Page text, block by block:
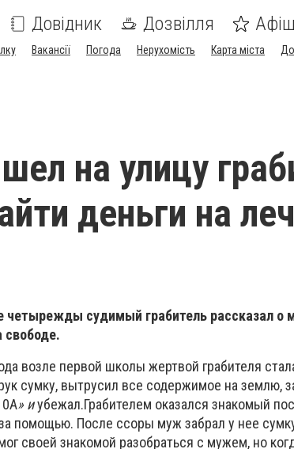
Довідник Дозвілля
Вакансії Погода Нерухомість Карта міста
на улицу
деньги на
четырежды судимый грабитель рассказал о
свободе.
возле первой школы жертвой грабителя
сумку, вытрусил все содержимое на землю,
» иубежал.Грабителем оказался знакомый
помощью. После ссоры муж забрал у нее
своей знакомой разобраться с мужем, но